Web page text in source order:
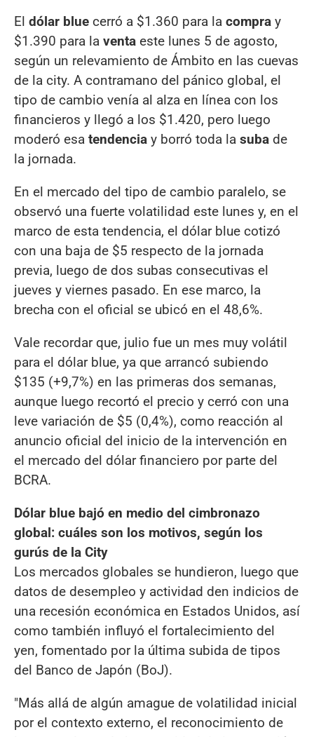
El dólar blue cerró a $1.360 para la compra y
$1.390 para la venta este lunes 5 de agosto,
según un relevamiento de Ámbito en las cuevas
de la city. A contramano del pánico global, el
tipo de cambio venía al alza en línea con los
financieros y llegó a los $1.420, pero luego
moderó esa tendencia y borró toda la suba de
la jornada.
En el mercado del tipo de cambio paralelo, se
observó una fuerte volatilidad este lunes y, en el
marco de esta tendencia, el dólar blue cotizó
con una baja de $5 respecto de la jornada
previa, luego de dos subas consecutivas el
jueves y viernes pasado. En ese marco, la
brecha con el oficial se ubicó en el 48,6%.
Vale recordar que, julio fue un mes muy volátil
para el dólar blue, ya que arrancó subiendo
$135 (+9,7%) en las primeras dos semanas,
aunque luego recortó el precio y cerró con una
leve variación de $5 (0,4%), como reacción al
anuncio oficial del inicio de la intervención en
el mercado del dólar financiero por parte del
BCRA.
Dólar blue bajó en medio del cimbronazo
global: cuáles son los motivos, según los
gurús de la City
Los mercados globales se hundieron, luego que
datos de desempleo y actividad den indicios de
una recesión económica en Estados Unidos, así
como también influyó el fortalecimiento del
yen, fomentado por la última subida de tipos
del Banco de Japón (BoJ).
"Más allá de algún amague de volatilidad inicial
por el contexto externo, el reconocimiento de